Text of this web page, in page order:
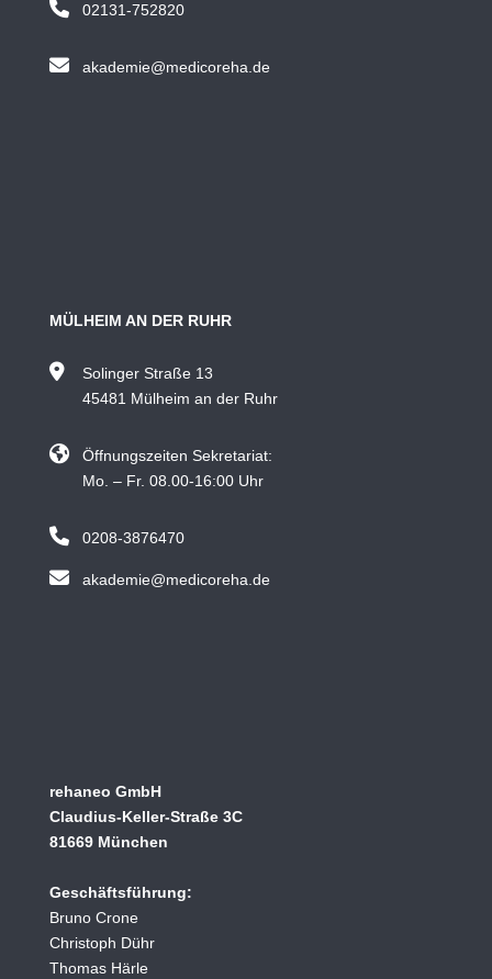
02131-752820
akademie@medicoreha.de
MÜLHEIM AN DER RUHR
Solinger Straße 13
45481 Mülheim an der Ruhr
Öffnungszeiten Sekretariat:
Mo. – Fr. 08.00-16:00 Uhr
0208-3876470
akademie@medicoreha.de
rehaneo GmbH
Claudius-Keller-Straße 3C
81669 München
Geschäftsführung:
Bruno Crone
Christoph Dühr
Thomas Härle